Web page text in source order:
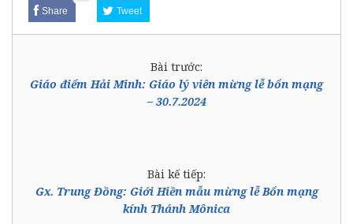
Share Tweet
Bài trước:
Giáo điểm Hải Minh: Giáo lý viên mừng lễ bổn mạng
– 30.7.2024
Bài kế tiếp:
Gx. Trung Đồng: Giới Hiền mẫu mừng lễ Bổn mạng
kính Thánh Mônica